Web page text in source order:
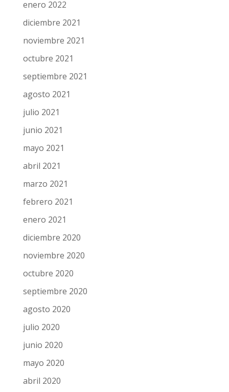
enero 2022
diciembre 2021
noviembre 2021
octubre 2021
septiembre 2021
agosto 2021
julio 2021
junio 2021
mayo 2021
abril 2021
marzo 2021
febrero 2021
enero 2021
diciembre 2020
noviembre 2020
octubre 2020
septiembre 2020
agosto 2020
julio 2020
junio 2020
mayo 2020
abril 2020